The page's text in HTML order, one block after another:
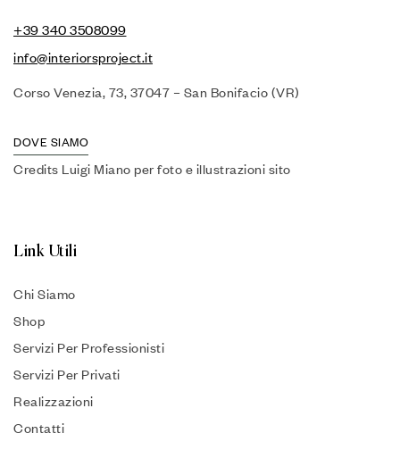
+39 340 3508099
info@interiorsproject.it
Corso Venezia, 73, 37047 – San Bonifacio (VR)
DOVE SIAMO
Credits Luigi Miano per foto e illustrazioni sito
Link Utili
Chi Siamo
Shop
Servizi Per Professionisti
Servizi Per Privati
Realizzazioni
Contatti